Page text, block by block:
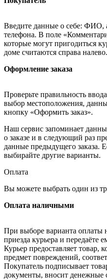
Введите данные о себе: ФИО,
телефона. В поле
которые могут пригодиться
доме считаются справа налево.
Оформление заказа
Проверьте правильность
выбор местоположения,
кнопку «Оформить заказ».
Наш сервис запоминает
о заказе и в следующий раз
данные предыдущего заказа.
выбирайте другие варианты.
Оплата
Вы можете выбрать один из
Оплата наличными
При выборе варианта оплаты
приезда курьера и передаёте
Курьер предоставляет товар,
предмет повреждений,
Покупатель подписывает
документы, вносит денежные